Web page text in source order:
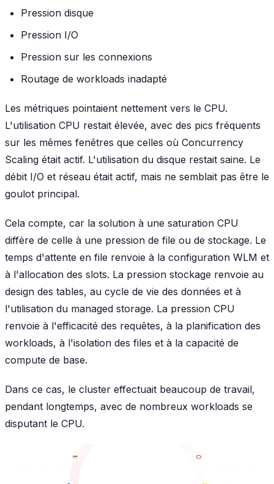
Pression disque
Pression I/O
Pression sur les connexions
Routage de workloads inadapté
Les métriques pointaient nettement vers le CPU.
L'utilisation CPU restait élevée, avec des pics fréquents
sur les mêmes fenêtres que celles où Concurrency
Scaling était actif. L'utilisation du disque restait saine. Le
débit I/O et réseau était actif, mais ne semblait pas être le
goulot principal.
Cela compte, car la solution à une saturation CPU
diffère de celle à une pression de file ou de stockage. Le
temps d'attente en file renvoie à la configuration WLM et
à l'allocation des slots. La pression stockage renvoie au
design des tables, au cycle de vie des données et à
l'utilisation du managed storage. La pression CPU
renvoie à l'efficacité des requêtes, à la planification des
workloads, à l'isolation des files et à la capacité de
compute de base.
Dans ce cas, le cluster effectuait beaucoup de travail,
pendant longtemps, avec de nombreux workloads se
disputant le CPU.